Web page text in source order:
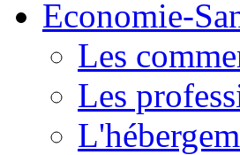
Economie-
Les
Les